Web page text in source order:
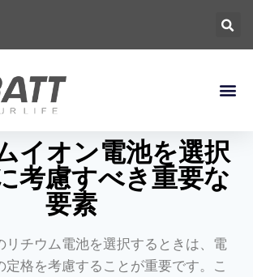
イオン電池を選択
考慮すべき重要な
要素
リチウム電池を選択するときは、電
定格を考慮することが重要です。こ